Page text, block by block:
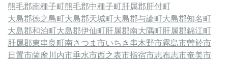
熊毛郡南種子町熊毛郡中種子町肝属郡肝付町
大島郡徳之島町大島郡天城町大島郡与論町大島郡知名町
大島郡和泊町大島郡伊仙町肝属郡南大隅町肝属郡錦江町
肝属郡東串良町南さつま市いちき串木野市霧島市曽於市
日置市薩摩川内市垂水市西之表市指宿市志布志市奄美市